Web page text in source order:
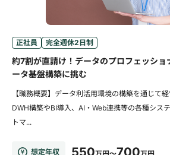
正社員 完全週休2日制
約7割が直請け！データのプロフェッショ
ータ基盤構築に挑む
【職務概要】データ利活用環境の構築を通じて
DWH構築やBI導入、AI・Web連携等の各種シス
トマ...
想定年収 550 700